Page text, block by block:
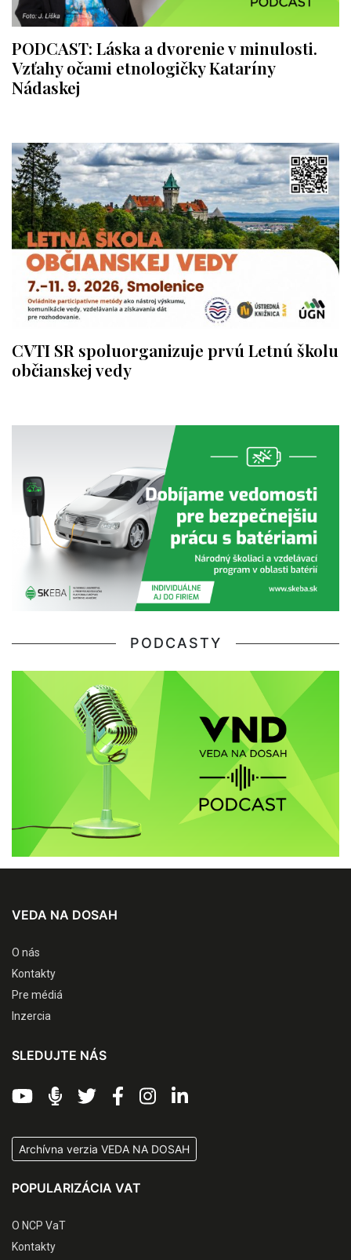
PODCAST: Láska a dvorenie v minulosti.
Vzťahy očami etnologičky Kataríny
Nádaskej
CVTI SR spoluorganizuje prvú Letnú školu
občianskej vedy
PODCASTY
VEDA NA DOSAH
O nás
Kontakty
Pre médiá
Inzercia
SLEDUJTE NÁS
Archívna verzia VEDA NA DOSAH
POPULARIZÁCIA VAT
O NCP VaT
Kontakty